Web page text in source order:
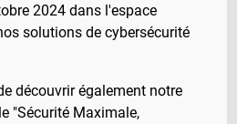
2024 dans l'espace
solutions de cybersécurité
découvrir également notre
"Sécurité Maximale,